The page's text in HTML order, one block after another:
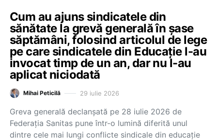
Cum au ajuns sindicatele din
sănătate la grevă generală în șase
săptămâni, folosind articolul de lege
pe care sindicatele din Educație l-au
invocat timp de un an, dar nu l-au
aplicat niciodată
Mihai Peticilă 29 iulie 2026
Greva generală declanșată pe 28 iulie 2026 de
Federația Sanitas pune într-o lumină diferită unul
dintre cele mai lungi conflicte sindicale din educație